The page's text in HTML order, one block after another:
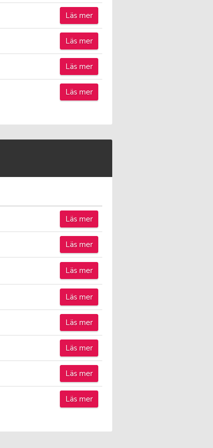
Läs mer
Läs mer
Läs mer
Läs mer
Läs mer
Läs mer
Läs mer
Läs mer
Läs mer
Läs mer
Läs mer
Läs mer